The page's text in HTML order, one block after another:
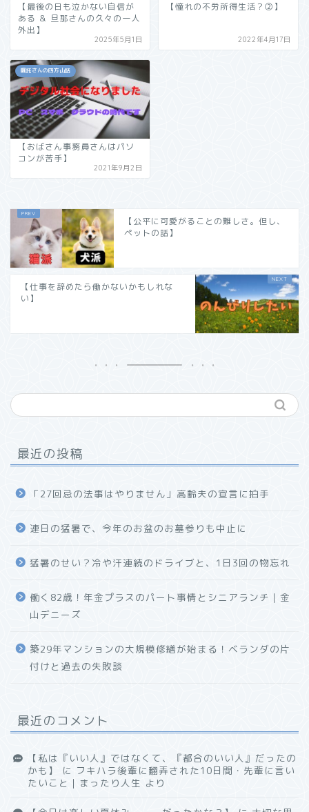
【最後の日も泣かない自信が
ある ＆ 旦那さんの久々の一人
外出】
2025年5月1日
【憧れの不労所得生活？②】
2022年4月17日
嘱託さんの四方山話
【おばさん事務員さんはパソ
コンが苦手】
2021年9月2日
【公平に可愛がることの難しさ。但し、
ペットの話】
【仕事を辞めたら働かないかもしれな
い】
最近の投稿
「27回忌の法事はやりません」高齢夫の宣言に拍手
連日の猛暑で、今年のお盆のお墓参りも中止に
猛暑のせい？冷や汗連続のドライブと、1日3回の物忘れ
働く82歳！年金プラスのパート事情とシニアランチ｜金
山デニーズ
築29年マンションの大規模修繕が始まる！ベランダの片
付けと過去の失敗談
最近のコメント
【私は『いい人』ではなくて、『都合のいい人』だったの
かも】
に フキハラ後輩に翻弄された10日間・先輩に言い
たいこと｜まったり人生 より